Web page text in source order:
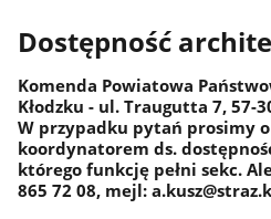
Dostępność
Komenda Powiatowa
Kłodzku - ul. Traugutta 7, 57-
W przypadku pytań prosimy
koordynatorem ds.
którego funkcję pełni sekc.
865 72 08, mejl: